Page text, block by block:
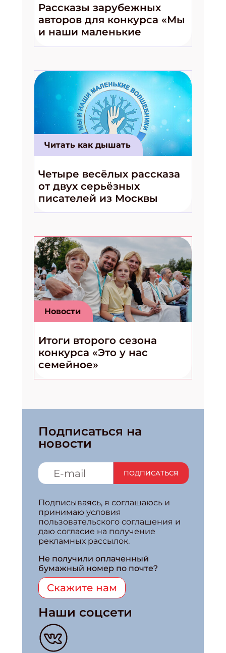
Рассказы зарубежных
авторов для конкурса «Мы
и наши маленькие
волшебники!»
Читать как дышать
Четыре весёлых рассказа
от двух серьёзных
писателей из Москвы
Новости
Итоги второго сезона
конкурса «Это у нас
семейное»
Подписаться на
новости
ПОДПИСАТЬСЯ
Подписываясь, я соглашаюсь и
принимаю условия
пользовательского соглашения и
даю согласие на получение
рекламных рассылок.
Не получили оплаченный
бумажный номер по почте?
Скажите нам
Наши соцсети